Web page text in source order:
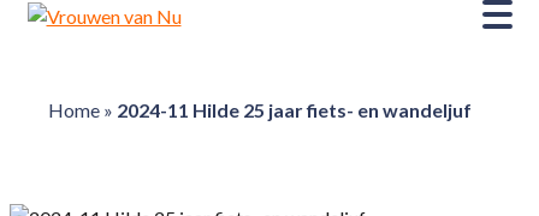
Home» 2024-11 Hilde 25 jaar fiets- en wandeljuf